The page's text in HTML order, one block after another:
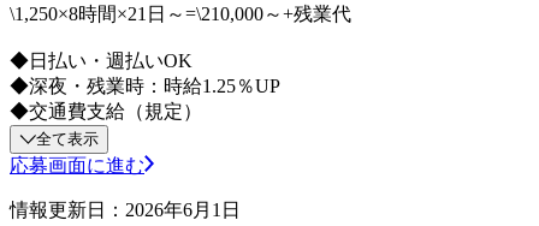
\1,250×8時間×21日～=\210,000～+残業代
◆日払い・週払いOK
◆深夜・残業時：時給1.25％UP
◆交通費支給（規定）
全て表示
応募画面に進む
情報更新日：2026年6月1日